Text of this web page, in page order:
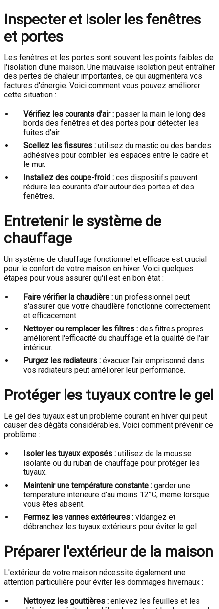
Inspecter et isoler les fenêtres
et portes
Les fenêtres et les portes sont souvent les points faibles de
l'isolation d'une maison. Une mauvaise isolation peut entraîner
des pertes de chaleur importantes, ce qui augmentera vos
factures d'énergie. Voici comment vous pouvez améliorer
cette situation :
Vérifiez les courants d'air : passer la main le long des
bords des fenêtres et des portes pour détecter les
fuites d'air.
Scellez les fissures : utilisez du mastic ou des bandes
adhésives pour combler les espaces entre le cadre et
le mur.
Installez des coupe-froid : ces dispositifs peuvent
réduire les courants d'air autour des portes et des
fenêtres.
Entretenir le système de
chauffage
Un système de chauffage fonctionnel et efficace est crucial
pour le confort de votre maison en hiver. Voici quelques
étapes pour vous assurer qu'il est en bon état :
Faire vérifier la chaudière : un professionnel peut
s'assurer que votre chaudière fonctionne correctement
et efficacement.
Nettoyer ou remplacer les filtres : des filtres propres
améliorent l'efficacité du chauffage et la qualité de l'air
intérieur.
Purgez les radiateurs : évacuer l'air emprisonné dans
vos radiateurs peut améliorer leur performance.
Protéger les tuyaux contre le gel
Le gel des tuyaux est un problème courant en hiver qui peut
causer des dégâts considérables. Voici comment prévenir ce
problème :
Isoler les tuyaux exposés : utilisez de la mousse
isolante ou du ruban de chauffage pour protéger les
tuyaux.
Maintenir une température constante : garder une
température intérieure d'au moins 12°C, même lorsque
vous êtes absent.
Fermez les vannes extérieures : vidangez et
débranchez les tuyaux extérieurs pour éviter le gel.
Préparer l'extérieur de la maison
L'extérieur de votre maison nécessite également une
attention particulière pour éviter les dommages hivernaux :
Nettoyez les gouttières : enlevez les feuilles et les